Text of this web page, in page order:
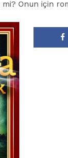
Onun için